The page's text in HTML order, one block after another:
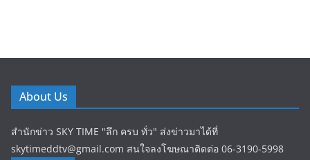
About Us
สำนักข่าว SKY TIME "ลึก ครบ ทั่ว" ส่งข่าวมาได้ที่
skytimeddtv@gmail.com สนใจลงโฆษณาติดต่อ 06-3190-5998